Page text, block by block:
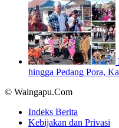
hingga Pedang Pora,
© Waingapu.Com
Indeks Berita
Kebijakan dan Privasi